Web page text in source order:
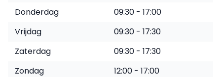
Donderdag
09:30 - 17:00
Vrijdag
09:30 - 17:30
Zaterdag
09:30 - 17:30
Zondag
12:00 - 17:00